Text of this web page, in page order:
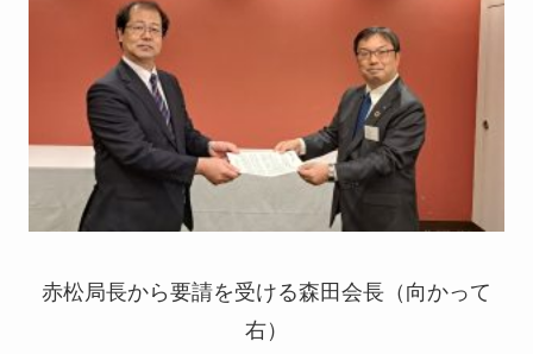
赤松局長から要請を受ける森田会長（向かって
右）